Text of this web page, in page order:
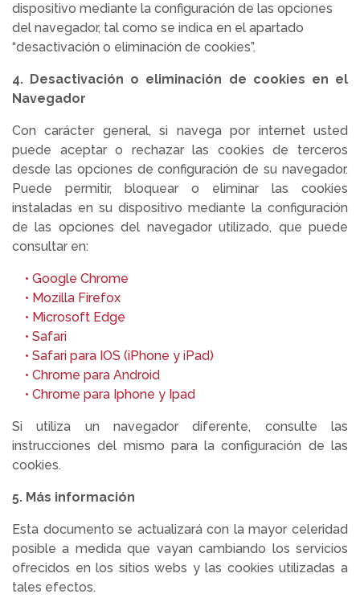
dispositivo mediante la configuración de las opciones
del navegador, tal como se indica en el apartado
“desactivación o eliminación de cookies”.
4. Desactivación o eliminación de cookies en el
Navegador
Con carácter general, si navega por internet usted
puede aceptar o rechazar las cookies de terceros
desde las opciones de configuración de su navegador.
Puede permitir, bloquear o eliminar las cookies
instaladas en su dispositivo mediante la configuración
de las opciones del navegador utilizado, que puede
consultar en:
• Google Chrome
• Mozilla Firefox
• Microsoft Edge
• Safari
• Safari para IOS (iPhone y iPad)
• Chrome para Android
• Chrome para Iphone y Ipad
Si utiliza un navegador diferente, consulte las
instrucciones del mismo para la configuración de las
cookies.
5. Más información
Esta documento se actualizará con la mayor celeridad
posible a medida que vayan cambiando los servicios
ofrecidos en los sitios webs y las cookies utilizadas a
tales efectos.